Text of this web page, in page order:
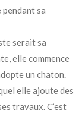
pendant sa
serait sa
elle commence
un chaton.
elle ajoute des
travaux. C’est